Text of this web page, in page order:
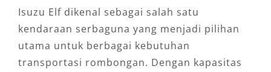
Isuzu Elf dikenal sebagai salah satu
kendaraan serbaguna yang menjadi pilihan
utama untuk berbagai kebutuhan
transportasi rombongan. Dengan kapasitas